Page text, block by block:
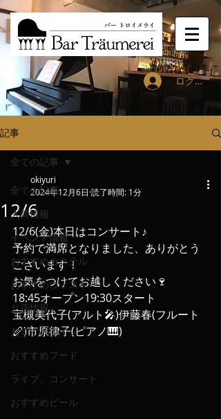
ログイン
記事
全ての記事
入荷情報
イベント情報
おすすめカクテル
おすすめウィスキー
お店情報
おすすめワイン
おすすめフード
ライブ、コンサート
おすすめビール
全ての記事
12/6
okiyuri
2024年12月6日 読了時間: 1分
12/6(金)本日はコンサート♪
予約で満席となりました、ありがとう
ございます！
お気をつけてお越しください🍷
18:45オープン19:30スタート
宝槻美代子(アルト🎤)伊藤春(フルート
🪈)市原律子(ピアノ🎹)